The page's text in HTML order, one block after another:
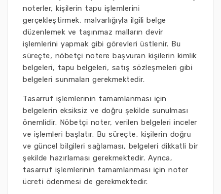
noterler, kişilerin tapu işlemlerini
gerçekleştirmek, malvarlığıyla ilgili belge
düzenlemek ve taşınmaz malların devir
işlemlerini yapmak gibi görevleri üstlenir. Bu
süreçte, nöbetçi notere başvuran kişilerin kimlik
belgeleri, tapu belgeleri, satış sözleşmeleri gibi
belgeleri sunmaları gerekmektedir.
Tasarruf işlemlerinin tamamlanması için
belgelerin eksiksiz ve doğru şekilde sunulması
önemlidir. Nöbetçi noter, verilen belgeleri inceler
ve işlemleri başlatır. Bu süreçte, kişilerin doğru
ve güncel bilgileri sağlaması, belgeleri dikkatli bir
şekilde hazırlaması gerekmektedir. Ayrıca,
tasarruf işlemlerinin tamamlanması için noter
ücreti ödenmesi de gerekmektedir.